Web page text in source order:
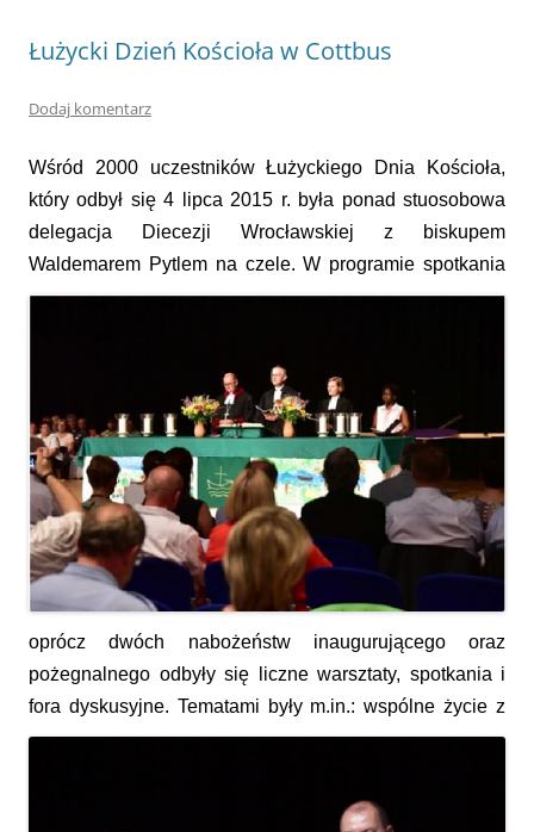
Łużycki Dzień Kościoła w Cottbus
Dodaj komentarz
Wśród 2000 uczestników Łużyckiego Dnia Kościoła,
który odbył się 4 lipca 2015 r. była ponad stuosobowa
delegacja Diecezji Wrocławskiej z biskupem
Waldemarem Pytlem na czele. W programie spotkania
oprócz dwóch nabożeństw inaugurującego oraz
pożegnalnego odbyły się liczne warsztaty, spotkania i
fora dyskusyjne. Tematami były m.in.: wspólne życie z